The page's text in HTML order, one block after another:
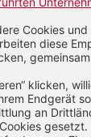
sind
vom